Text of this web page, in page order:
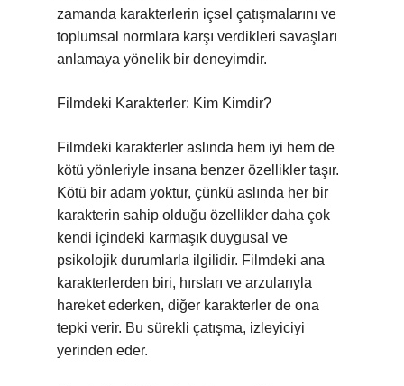
zamanda karakterlerin içsel çatışmalarını ve
toplumsal normlara karşı verdikleri savaşları
anlamaya yönelik bir deneyimdir.
Filmdeki Karakterler: Kim Kimdir?
Filmdeki karakterler aslında hem iyi hem de
kötü yönleriyle insana benzer özellikler taşır.
Kötü bir adam yoktur, çünkü aslında her bir
karakterin sahip olduğu özellikler daha çok
kendi içindeki karmaşık duygusal ve
psikolojik durumlarla ilgilidir. Filmdeki ana
karakterlerden biri, hırsları ve arzularıyla
hareket ederken, diğer karakterler de ona
tepki verir. Bu sürekli çatışma, izleyiciyi
yerinden eder.